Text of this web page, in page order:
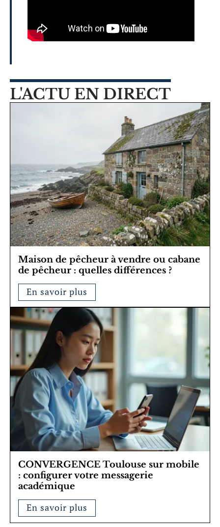
L'ACTU EN DIRECT
Maison de pêcheur à vendre ou cabane
de pêcheur : quelles différences ?
En savoir plus
CONVERGENCE Toulouse sur mobile
: configurer votre messagerie
académique
En savoir plus